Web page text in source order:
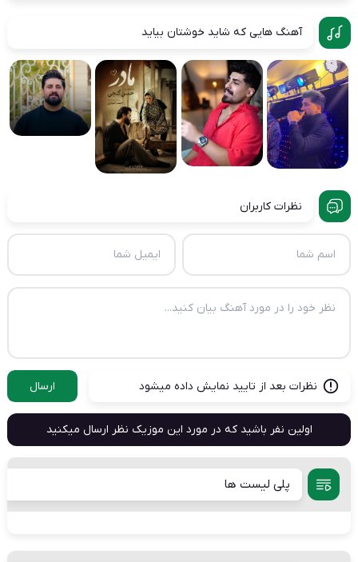
آهنگ هایی که شاید خوشتان بیاید
نظرات کاربران
نظرات بعد از تایید نمایش داده میشود ارسال
اولین نفر باشید که در مورد این موزیک نظر ارسال میکنید
پلی لیست ها